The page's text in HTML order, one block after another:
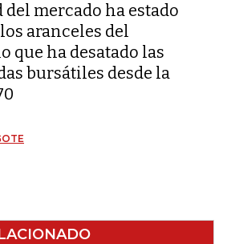
mercado ha estado
aranceles del
que ha desatado las
bursátiles desde la